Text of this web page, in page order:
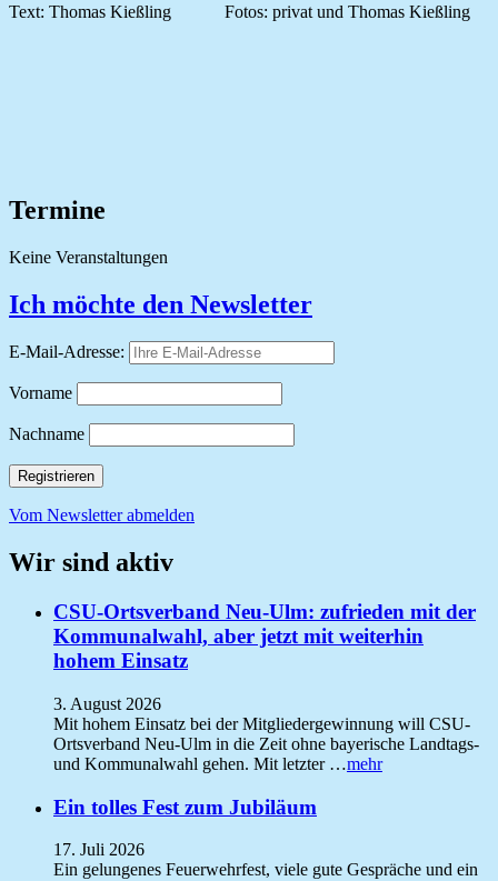
Text: Thomas Kießling Fotos: privat und Thomas Kießling
Termine
Keine Veranstaltungen
Ich möchte den Newsletter
E-Mail-Adresse:
Vorname
Nachname
Vom Newsletter abmelden
Wir sind aktiv
CSU-Ortsverband Neu-Ulm: zufrieden mit der
Kommunalwahl, aber jetzt mit weiterhin
hohem Einsatz
3. August 2026
Mit hohem Einsatz bei der Mitgliedergewinnung will CSU-
Ortsverband Neu-Ulm in die Zeit ohne bayerische Landtags-
und Kommunalwahl gehen. Mit letzter …mehr
Ein tolles Fest zum Jubiläum
17. Juli 2026
Ein gelungenes Feuerwehrfest, viele gute Gespräche und ein